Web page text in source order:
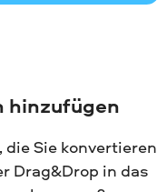
hinzufügen
die Sie konvertieren
Drag&Drop in das